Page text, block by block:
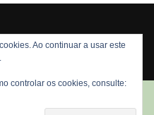
os direitos reservados
Ao continuar a usar este
controlar os cookies, consulte: